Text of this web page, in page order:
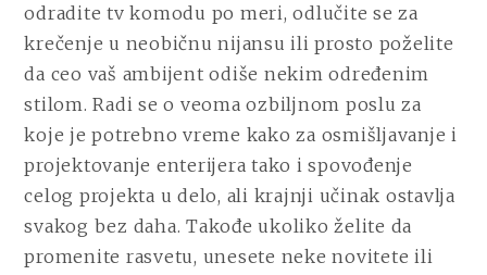
odradite tv komodu po meri, odlučite se za
krečenje u neobičnu nijansu ili prosto poželite
da ceo vaš ambijent odiše nekim određenim
stilom. Radi se o veoma ozbiljnom poslu za
koje je potrebno vreme kako za osmišljavanje i
projektovanje enterijera tako i spovođenje
celog projekta u delo, ali krajnji učinak ostavlja
svakog bez daha. Takođe ukoliko želite da
promenite rasvetu, unesete neke novitete ili